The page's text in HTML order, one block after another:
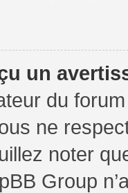
un
du
ne
noter
Group